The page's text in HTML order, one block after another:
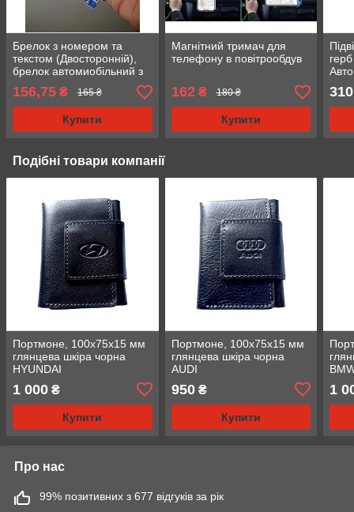
Брелок з номером та
текстом (Двосторонній),
брелок автомиобільний з
логотипом
156,75 ₴ 165 ₴
Купити
Магнітний тримач для
телефону в повітрообдув
162₴ 180 ₴
Купити
310
Подібні товари компанії
Портмоне, 100х75х15 мм
глянцева шкіра чорна
HYUNDAI
1 000 ₴
Купити
Портмоне, 100х75х15 мм
глянцева шкіра чорна
AUDI
950₴
Купити
1
Про нас
99% позитивних з 677 відгуків за рік